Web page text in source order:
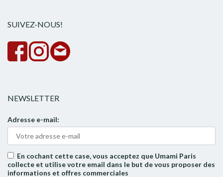
SUIVEZ-NOUS!
NEWSLETTER
Adresse e-mail:
En cochant cette case, vous acceptez que Umami Paris
collecte et utilise votre email dans le but de vous proposer des
informations et offres commerciales